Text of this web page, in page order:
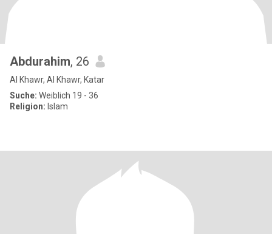
Abdurahim, 26
Al Khawr, Al Khawr, Katar
Suche: Weiblich 19 - 36
Religion: Islam